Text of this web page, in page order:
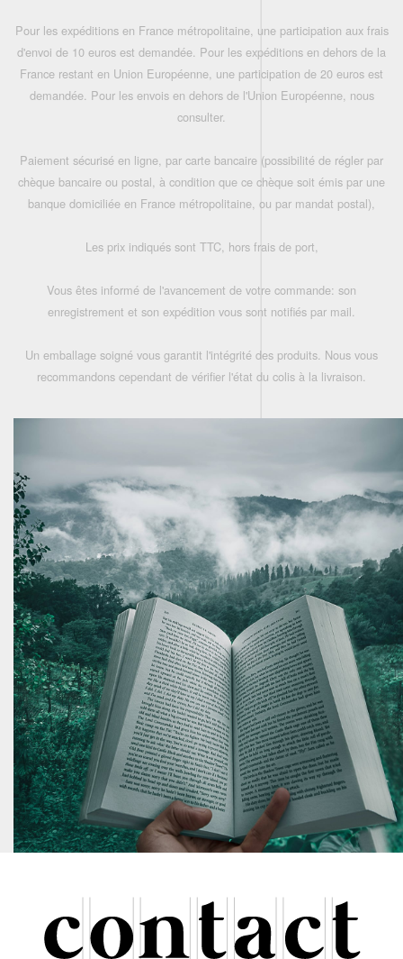
Pour les expéditions en France métropolitaine, une participation aux frais
d'envoi de 10 euros est demandée. Pour les expéditions en dehors de la
France restant en Union Européenne, une participation de 20 euros est
demandée. Pour les envois en dehors de l'Union Européenne, nous
consulter.
Paiement sécurisé en ligne, par carte bancaire (possibilité de régler par
chèque bancaire ou postal, à condition que ce chèque soit émis par une
banque domiciliée en France métropolitaine, ou par mandat postal),
Les prix indiqués sont TTC, hors frais de port,
Vous êtes informé de l'avancement de votre commande: son
enregistrement et son expédition vous sont notifiés par mail.
Un emballage soigné vous garantit l'intégrité des produits. Nous vous
recommandons cependant de vérifier l'état du colis à la livraison.